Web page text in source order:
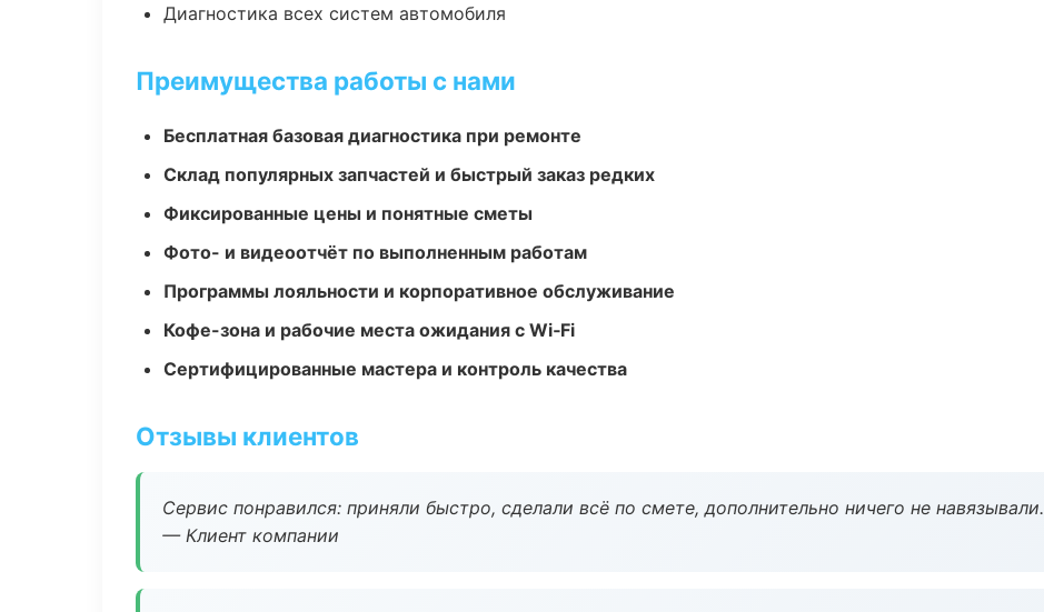
Диагностика всех систем автомобиля
Преимущества работы с нами
Бесплатная базовая диагностика при ремонте
Склад популярных запчастей и быстрый заказ редких
Фиксированные цены и понятные сметы
Фото- и видеоотчёт по выполненным работам
Программы лояльности и корпоративное обслуживание
Кофе-зона и рабочие места ожидания с Wi‑Fi
Сертифицированные мастера и контроль качества
Отзывы клиентов
Сервис понравился: приняли быстро, сделали всё по смете, дополнительно ничего не навязывали.
— Клиент компании